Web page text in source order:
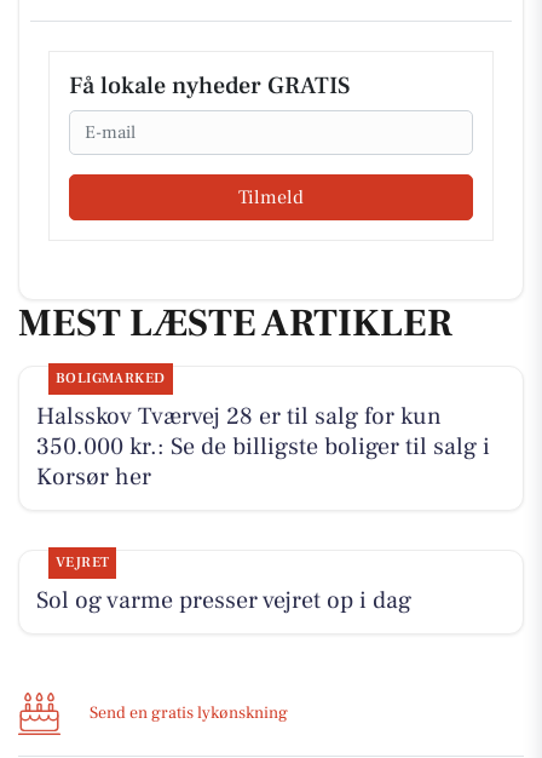
Få lokale nyheder GRATIS
Email
Tilmeld
MEST LÆSTE ARTIKLER
BOLIGMARKED
Halsskov Tværvej 28 er til salg for kun
350.000 kr.: Se de billigste boliger til salg i
Korsør her
VEJRET
Sol og varme presser vejret op i dag
Send en gratis lykønskning